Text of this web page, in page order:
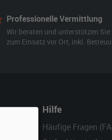
Professionelle Vermittlung
Wir beraten und unterstützen
zum Einsatz vor Ort, inkl.
Hilfe
Häufige Fragen